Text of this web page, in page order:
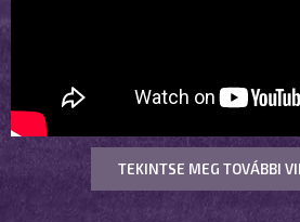
TEKINTSE MEG TOVÁBBI